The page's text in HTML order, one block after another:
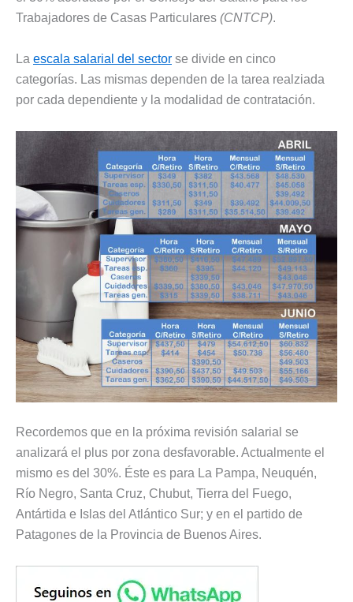
Trabajadores de Casas Particulares (CNTCP).
La escala salarial del sector se divide en cinco
categorías. Las mismas dependen de la tarea realziada
por cada dependiente y la modalidad de contratación.
Recordemos que en la próxima revisión salarial se
analizará el plus por zona desfavorable. Actualmente el
mismo es del 30%. Éste es para La Pampa, Neuquén,
Río Negro, Santa Cruz, Chubut, Tierra del Fuego,
Antártida e Islas del Atlántico Sur; y en el partido de
Patagones de la Provincia de Buenos Aires.